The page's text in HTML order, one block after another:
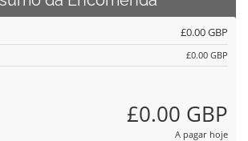
£0.00 GBP
£0.00 GBP
£0.00 GBP
A pagar hoje